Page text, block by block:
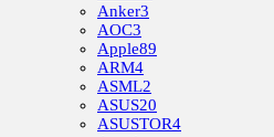
Anker3
AOC3
Apple89
ARM4
ASML2
ASUS20
ASUSTOR4